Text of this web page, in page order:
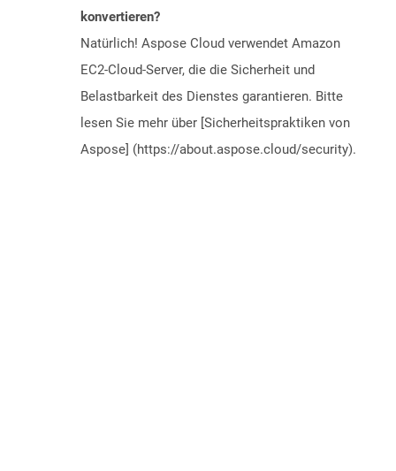
konvertieren?
Natürlich! Aspose Cloud verwendet Amazon
EC2-Cloud-Server, die die Sicherheit und
Belastbarkeit des Dienstes garantieren. Bitte
lesen Sie mehr über [Sicherheitspraktiken von
Aspose] (https://about.aspose.cloud/security).